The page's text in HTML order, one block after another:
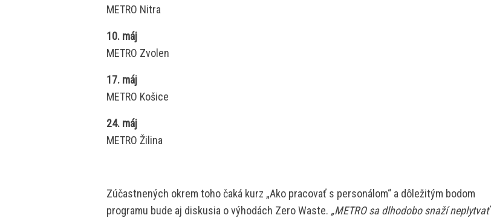
METRO Nitra
10. máj
METRO Zvolen
17. máj
METRO Košice
24. máj
METRO Žilina
Zúčastnených okrem toho čaká kurz „Ako pracovať s personálom“ a dôležitým bodom
programu bude aj diskusia o výhodách Zero Waste. „METRO sa dlhodobo snaží neplytvať